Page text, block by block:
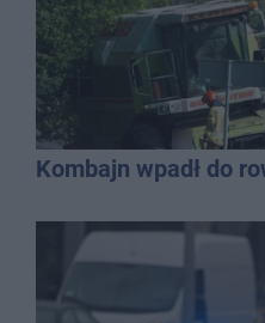
Kombajn wpadł do